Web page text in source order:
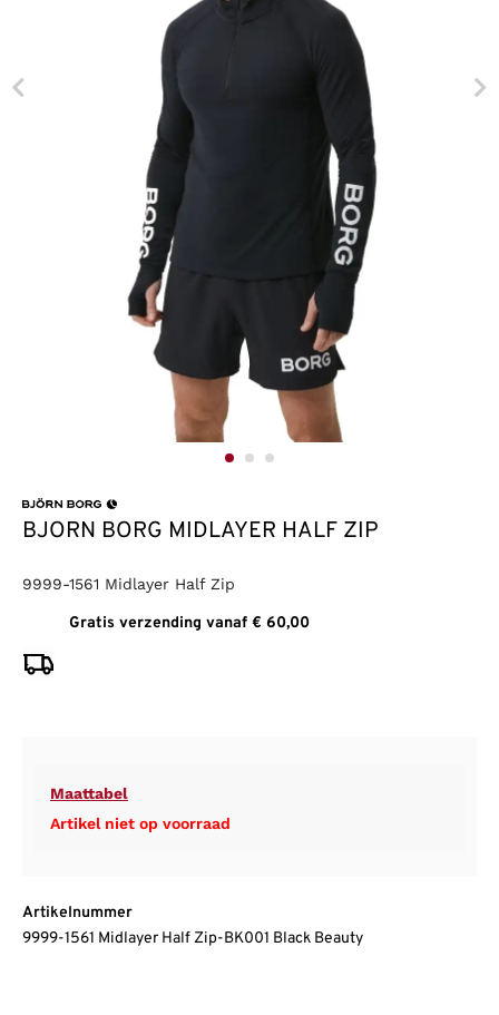
BJORN BORG MIDLAYER HALF ZIP
9999-1561 Midlayer Half Zip
Gratis verzending vanaf € 60,00
Maattabel
Artikel niet op voorraad
Artikelnummer
9999-1561 Midlayer Half Zip-BK001 Black Beauty